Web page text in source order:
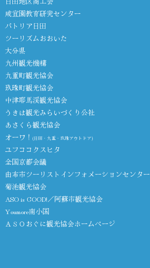
咸宜園教育研究センター
パトリア日田
ツーリズムおおいた
大分県
九州観光機構
九重町観光協会
玖珠町観光協会
中津耶馬渓観光協会
うきは観光みらいづくり公社
あさくら観光協会
オーワ！ (日田・九重・玖珠アウトドア)
ユフココクスヒタ
全国京都会議
由布市ツーリストインフォメーションセンター
菊池観光協会
ASO is GOOD!／阿蘇市観光協会
Youmore南小国
ＡＳＯおぐに観光協会ホームページ